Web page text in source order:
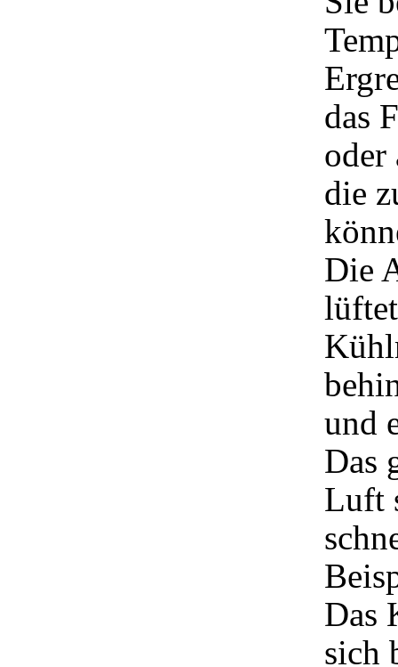
das
oder
die
Die
und
Das
Luft
Das
sich